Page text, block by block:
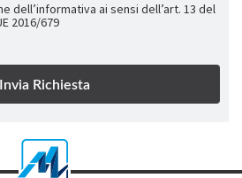
dell’informativa ai sensi dell’art. 13 del
2016/679